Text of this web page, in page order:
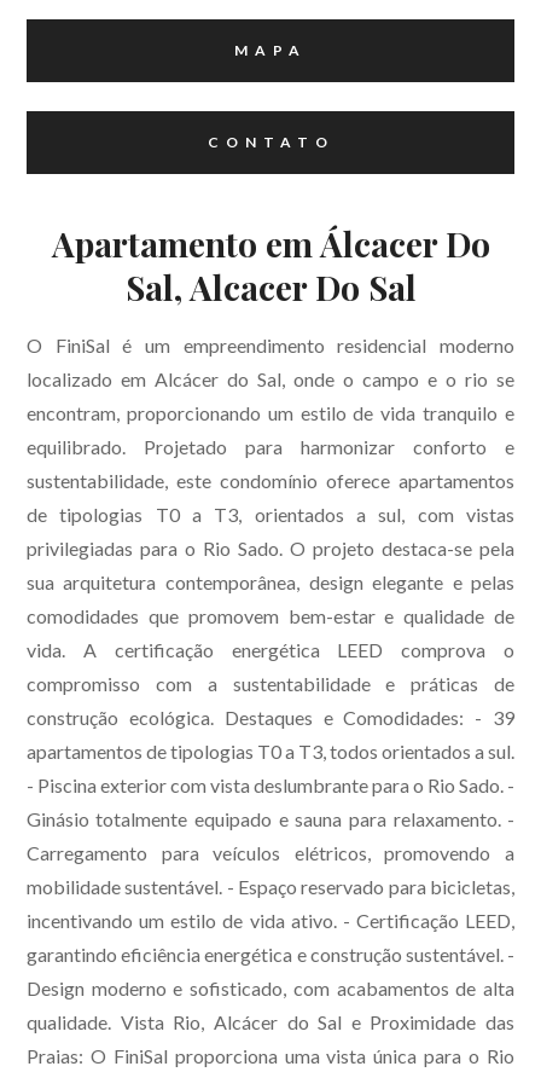
MAPA
CONTATO
Apartamento em Álcacer Do
Sal, Alcacer Do Sal
O FiniSal é um empreendimento residencial moderno
localizado em Alcácer do Sal, onde o campo e o rio se
encontram, proporcionando um estilo de vida tranquilo e
equilibrado. Projetado para harmonizar conforto e
sustentabilidade, este condomínio oferece apartamentos
de tipologias T0 a T3, orientados a sul, com vistas
privilegiadas para o Rio Sado. O projeto destaca-se pela
sua arquitetura contemporânea, design elegante e pelas
comodidades que promovem bem-estar e qualidade de
vida. A certificação energética LEED comprova o
compromisso com a sustentabilidade e práticas de
construção ecológica. Destaques e Comodidades: - 39
apartamentos de tipologias T0 a T3, todos orientados a sul.
- Piscina exterior com vista deslumbrante para o Rio Sado. -
Ginásio totalmente equipado e sauna para relaxamento. -
Carregamento para veículos elétricos, promovendo a
mobilidade sustentável. - Espaço reservado para bicicletas,
incentivando um estilo de vida ativo. - Certificação LEED,
garantindo eficiência energética e construção sustentável. -
Design moderno e sofisticado, com acabamentos de alta
qualidade. Vista Rio, Alcácer do Sal e Proximidade das
Praias: O FiniSal proporciona uma vista única para o Rio